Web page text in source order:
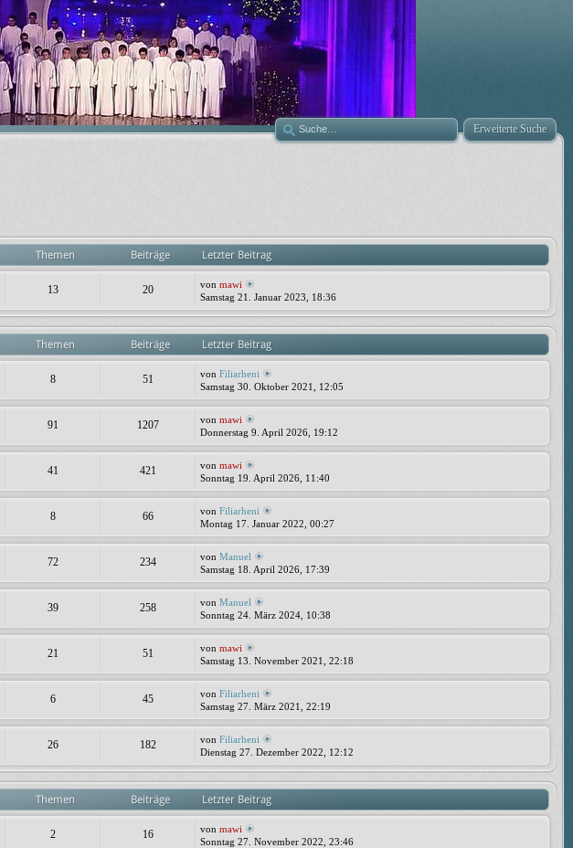
Erweiterte Suche
Themen Beiträge Letzter Beitrag
13 20 vonmawi
Samstag 21. Januar 2023, 18:36
Themen Beiträge Letzter Beitrag
8 51 vonFiliarheni
Samstag 30. Oktober 2021, 12:05
91 1207 vonmawi
Donnerstag 9. April 2026, 19:12
41 421 vonmawi
Sonntag 19. April 2026, 11:40
8 66 vonFiliarheni
Montag 17. Januar 2022, 00:27
72 234 vonManuel
Samstag 18. April 2026, 17:39
39 258 vonManuel
Sonntag 24. März 2024, 10:38
21 51 vonmawi
Samstag 13. November 2021, 22:18
6 45 vonFiliarheni
Samstag 27. März 2021, 22:19
26 182 vonFiliarheni
Dienstag 27. Dezember 2022, 12:12
Themen Beiträge Letzter Beitrag
2 16 vonmawi
Sonntag 27. November 2022, 23:46